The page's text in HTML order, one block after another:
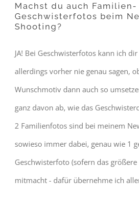
Machst du auch Familien-
Geschwisterfotos beim
Shooting?
JA! Bei Geschwisterfotos kann ich
allerdings vorher nie genau sagen,
Wunschmotiv dann auch so
ganz davon ab, wie das
2 Familienfotos sind bei meinem
sowieso immer dabei, genau wie 1
Geschwisterfoto (sofern das größere
mitmacht - dafür übernehme ich